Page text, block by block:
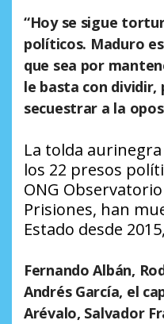
“Hoy se sigue
políticos. Maduro
que sea por
le basta con
secuestrar a la
La tolda
los 22 presos
ONG
Prisiones, han
Estado desde
Fernando Albán,
Andrés García, el
Arévalo, Salvador